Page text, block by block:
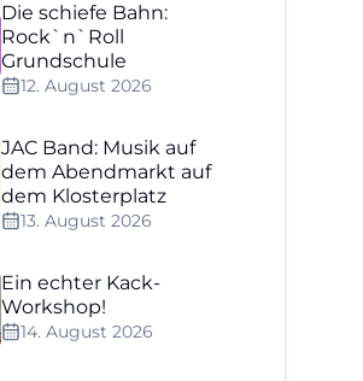
Die schiefe Bahn:
Rock`n`Roll
Grundschule
12. August 2026
JAC Band: Musik auf
dem Abendmarkt auf
dem Klosterplatz
13. August 2026
Ein echter Kack-
Workshop!
14. August 2026